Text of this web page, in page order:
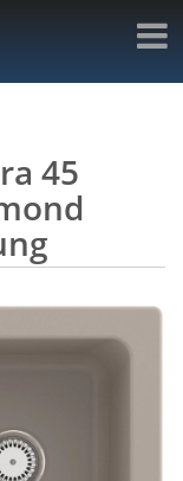
45